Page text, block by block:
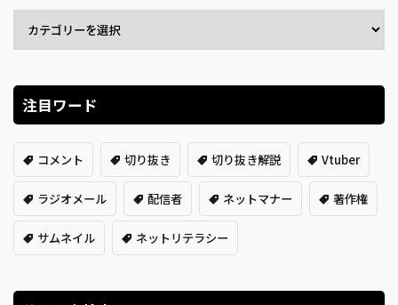
注目ワード
コメント 切り抜き 切り抜き解説 Vtuber
ラジオメール 配信者 ネットマナー 著作権
サムネイル ネットリテラシー